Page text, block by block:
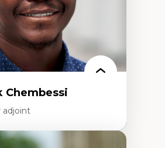
Chembessi
adjoint